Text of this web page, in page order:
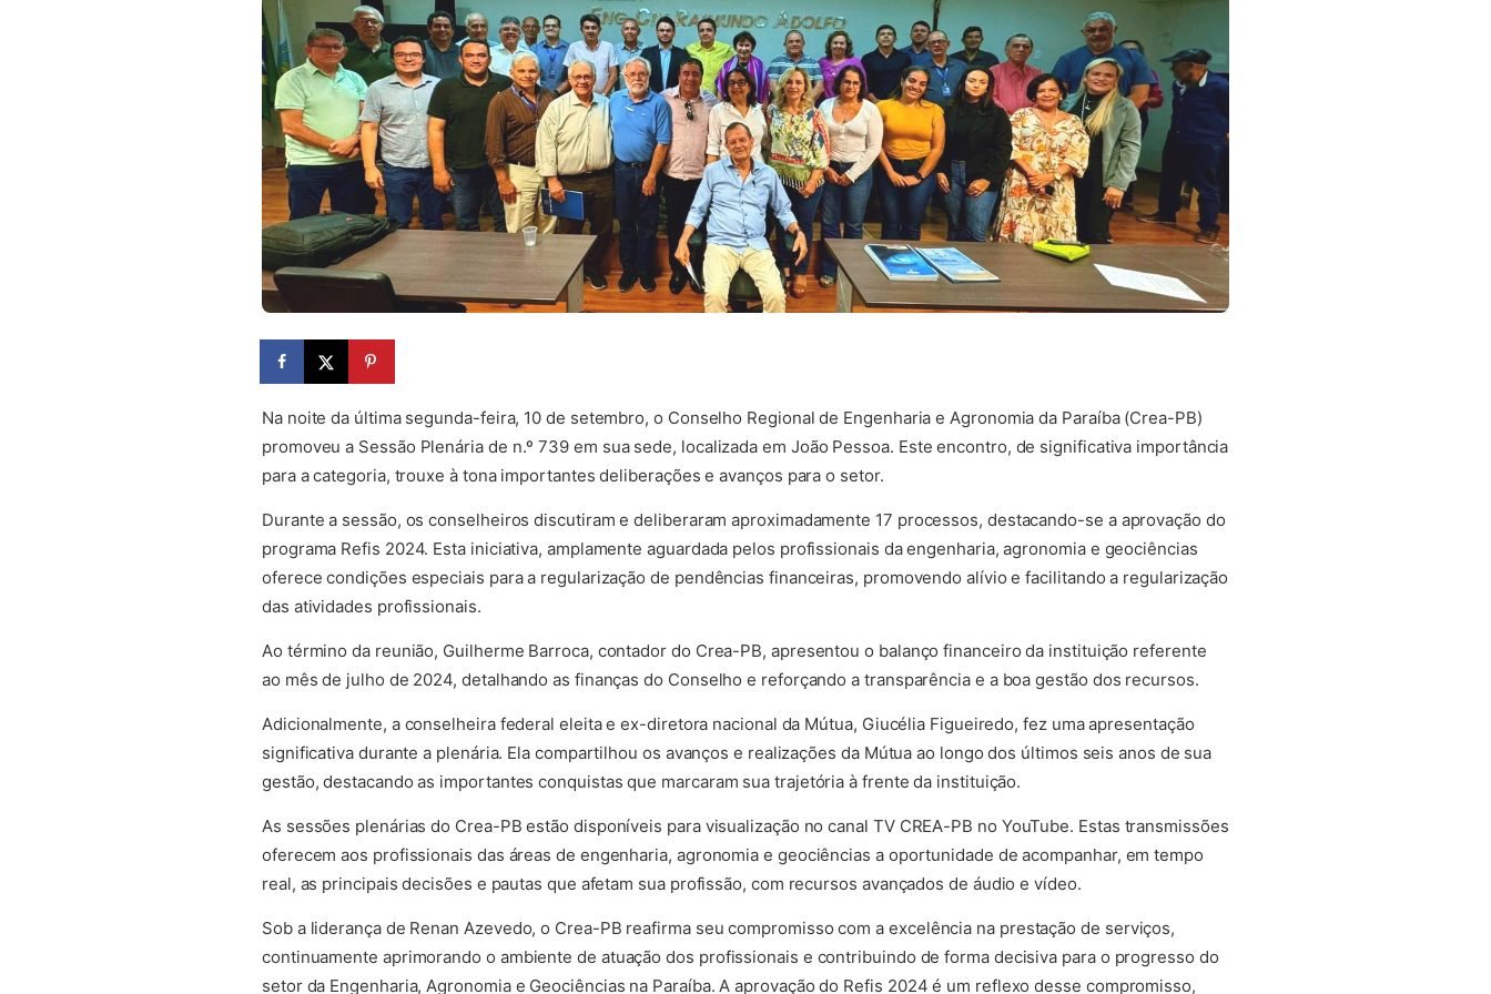
Na noite da última segunda-feira, 10 de setembro, o Conselho Regional de Engenharia e Agronomia da Paraíba (Crea-PB)
promoveu a Sessão Plenária de n.º 739 em sua sede, localizada em João Pessoa. Este encontro, de significativa importância
para a categoria, trouxe à tona importantes deliberações e avanços para o setor.
Durante a sessão, os conselheiros discutiram e deliberaram aproximadamente 17 processos, destacando-se a aprovação do
programa Refis 2024. Esta iniciativa, amplamente aguardada pelos profissionais da engenharia, agronomia e geociências
oferece condições especiais para a regularização de pendências financeiras, promovendo alívio e facilitando a regularização
das atividades profissionais.
Ao término da reunião, Guilherme Barroca, contador do Crea-PB, apresentou o balanço financeiro da instituição referente
ao mês de julho de 2024, detalhando as finanças do Conselho e reforçando a transparência e a boa gestão dos recursos.
Adicionalmente, a conselheira federal eleita e ex-diretora nacional da Mútua, Giucélia Figueiredo, fez uma apresentação
significativa durante a plenária. Ela compartilhou os avanços e realizações da Mútua ao longo dos últimos seis anos de sua
gestão, destacando as importantes conquistas que marcaram sua trajetória à frente da instituição.
As sessões plenárias do Crea-PB estão disponíveis para visualização no canal TV CREA-PB no YouTube. Estas transmissões
oferecem aos profissionais das áreas de engenharia, agronomia e geociências a oportunidade de acompanhar, em tempo
real, as principais decisões e pautas que afetam sua profissão, com recursos avançados de áudio e vídeo.
Sob a liderança de Renan Azevedo, o Crea-PB reafirma seu compromisso com a excelência na prestação de serviços,
continuamente aprimorando o ambiente de atuação dos profissionais e contribuindo de forma decisiva para o progresso do
setor da Engenharia, Agronomia e Geociências na Paraíba. A aprovação do Refis 2024 é um reflexo desse compromisso,